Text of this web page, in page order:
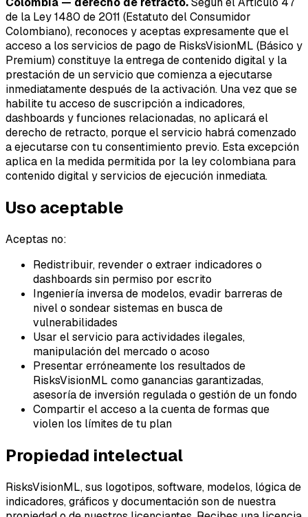
de la Ley 1480 de 2011 (Estatuto del Consumidor
Colombiano), reconoces y aceptas expresamente que el
acceso a los servicios de pago de RisksVisionML (Básico y
Premium) constituye la entrega de contenido digital y la
prestación de un servicio que comienza a ejecutarse
inmediatamente después de la activación. Una vez que se
habilite tu acceso de suscripción a indicadores,
dashboards y funciones relacionadas, no aplicará el
derecho de retracto, porque el servicio habrá comenzado
a ejecutarse con tu consentimiento previo. Esta excepción
aplica en la medida permitida por la ley colombiana para
contenido digital y servicios de ejecución inmediata.
Uso aceptable
Aceptas no:
Redistribuir, revender o extraer indicadores o
dashboards sin permiso por escrito
Ingeniería inversa de modelos, evadir barreras de
nivel o sondear sistemas en busca de
vulnerabilidades
Usar el servicio para actividades ilegales,
manipulación del mercado o acoso
Presentar erróneamente los resultados de
RisksVisionML como ganancias garantizadas,
asesoría de inversión regulada o gestión de un fondo
Compartir el acceso a la cuenta de formas que
violen los límites de tu plan
Propiedad intelectual
RisksVisionML, sus logotipos, software, modelos, lógica de
indicadores, gráficos y documentación son de nuestra